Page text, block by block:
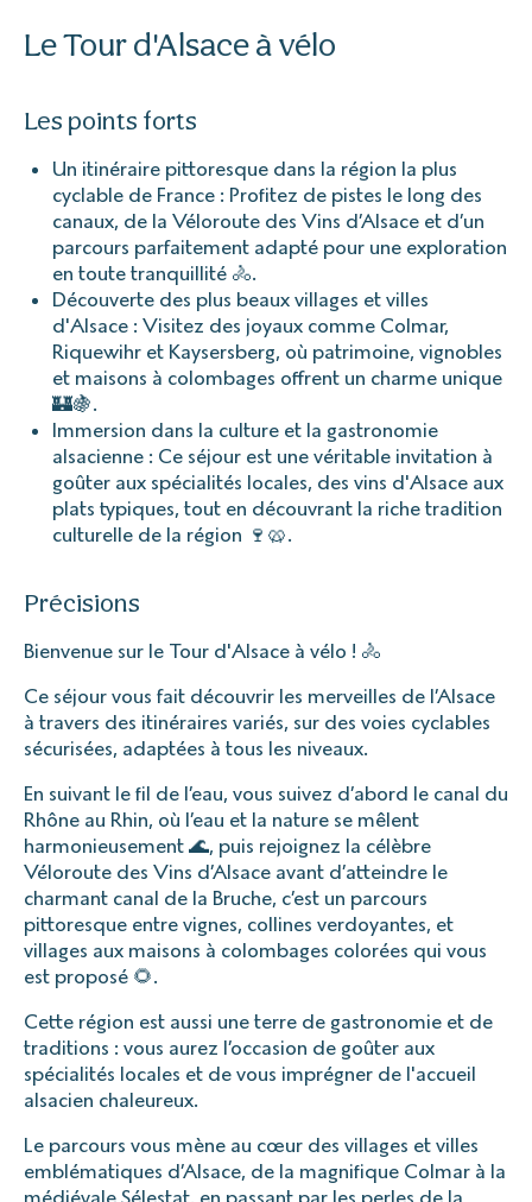
Le Tour d'Alsace à vélo
Les points forts
Un itinéraire pittoresque dans la région la plus
cyclable de France : Profitez de pistes le long des
canaux, de la Véloroute des Vins d’Alsace et d’un
parcours parfaitement adapté pour une exploration
en toute tranquillité 🚴.
Découverte des plus beaux villages et villes
d'Alsace : Visitez des joyaux comme Colmar,
Riquewihr et Kaysersberg, où patrimoine, vignobles
et maisons à colombages offrent un charme unique
🏰🍇.
Immersion dans la culture et la gastronomie
alsacienne : Ce séjour est une véritable invitation à
goûter aux spécialités locales, des vins d'Alsace aux
plats typiques, tout en découvrant la riche tradition
culturelle de la région 🍷🥨.
Précisions
Bienvenue sur le Tour d'Alsace à vélo ! 🚴
Ce séjour vous fait découvrir les merveilles de l’Alsace
à travers des itinéraires variés, sur des voies cyclables
sécurisées, adaptées à tous les niveaux.
En suivant le fil de l’eau, vous suivez d’abord le canal du
Rhône au Rhin, où l’eau et la nature se mêlent
harmonieusement 🌊, puis rejoignez la célèbre
Véloroute des Vins d’Alsace avant d’atteindre le
charmant canal de la Bruche, c’est un parcours
pittoresque entre vignes, collines verdoyantes, et
villages aux maisons à colombages colorées qui vous
est proposé 🌻.
Cette région est aussi une terre de gastronomie et de
traditions : vous aurez l’occasion de goûter aux
spécialités locales et de vous imprégner de l'accueil
alsacien chaleureux.
Le parcours vous mène au cœur des villages et villes
emblématiques d’Alsace, de la magnifique Colmar à la
médiévale Sélestat, en passant par les perles de la